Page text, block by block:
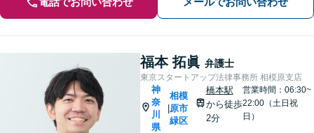
福本 拓眞 弁護士
東京スタートアップ法律事務所 相模原支店
神
奈
川
県
相模
原市
緑区
橋本駅
から徒歩
2分
営業時間：06:30~
22:00（土日祝
日）